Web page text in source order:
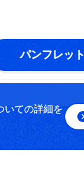
いての詳細を
パンフレット